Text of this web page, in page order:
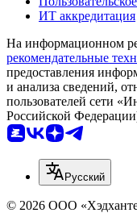
ИТ аккредитация
На информационном
рекомендательные
предоставления
и анализа сведений,
пользователей сети
Российской
Русский
© 2026 ООО